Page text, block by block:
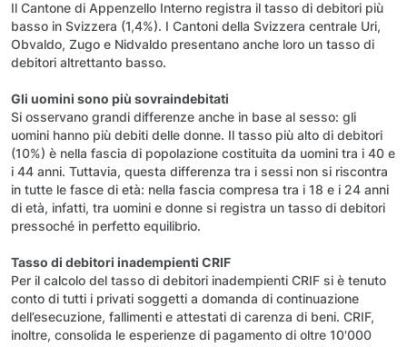
Il Cantone di Appenzello Interno registra il tasso di debitori più
basso in Svizzera (1,4%). I Cantoni della Svizzera centrale Uri,
Obvaldo, Zugo e Nidvaldo presentano anche loro un tasso di
debitori altrettanto basso.
Gli uomini sono più sovraindebitati
Si osservano grandi differenze anche in base al sesso: gli
uomini hanno più debiti delle donne. Il tasso più alto di debitori
(10%) è nella fascia di popolazione costituita da uomini tra i 40 e
i 44 anni. Tuttavia, questa differenza tra i sessi non si riscontra
in tutte le fasce di età: nella fascia compresa tra i 18 e i 24 anni
di età, infatti, tra uomini e donne si registra un tasso di debitori
pressoché in perfetto equilibrio.
Tasso di debitori inadempienti CRIF
Per il calcolo del tasso di debitori inadempienti CRIF si è tenuto
conto di tutti i privati soggetti a domanda di continuazione
dell’esecuzione, fallimenti e attestati di carenza di beni. CRIF,
inoltre, consolida le esperienze di pagamento di oltre 10'000